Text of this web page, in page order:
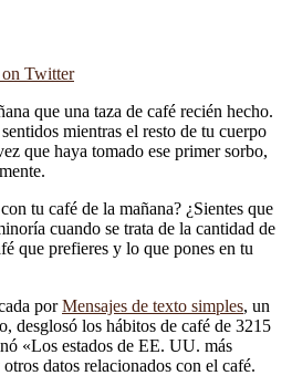
on Twitter
que una taza de café recién hecho.
mientras el resto de tu cuerpo
que haya tomado ese primer sorbo,
tu café de la mañana? ¿Sientes que
cuando se trata de la cantidad de
que prefieres y lo que pones en tu
porMensajes de texto simples, un
desglosó los hábitos de café de 3215
«Los estados de EE. UU. más
datos relacionados con el café.